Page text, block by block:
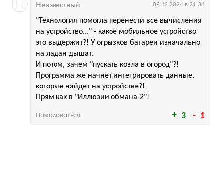
3 1
"Технология помогла перенести все вычисления
на устройство..." - какое мобильное устройство
это выдержит?! У огрызков батареи изначально
на ладан дышат.
И потом, зачем "пускать козла в огород"?!
Программа же начнет интегрировать данные,
которые найдет на устройстве?!
Прям как в "Иллюзии обмана-2"!
Неизвестный 09.12.2024 в 21:38
Пожаловаться